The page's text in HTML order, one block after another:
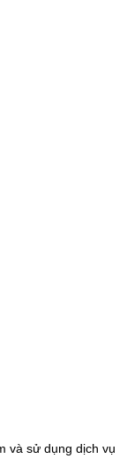
và sử dụng dịch vụ